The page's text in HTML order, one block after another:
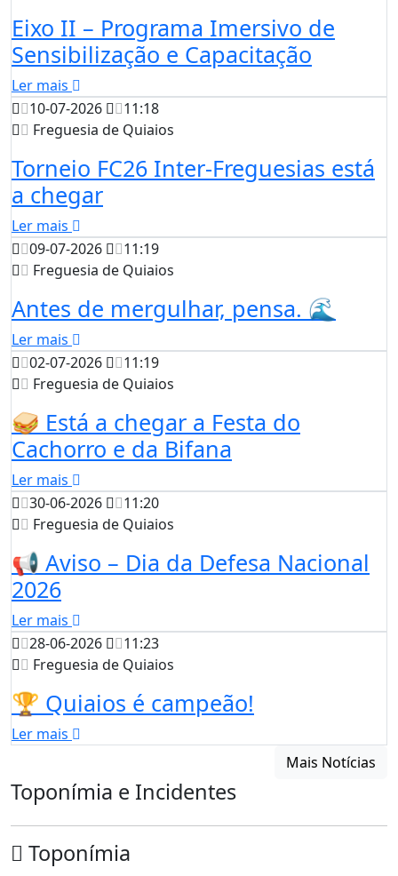
Eixo II – Programa Imersivo de
Sensibilização e Capacitação
Ler mais
10-07-2026
11:18
Freguesia de Quiaios
Torneio FC26 Inter-Freguesias está
a chegar
Ler mais
09-07-2026
11:19
Freguesia de Quiaios
Antes de mergulhar, pensa. 🌊
Ler mais
02-07-2026
11:19
Freguesia de Quiaios
🥪 Está a chegar a Festa do
Cachorro e da Bifana
Ler mais
30-06-2026
11:20
Freguesia de Quiaios
📢 Aviso – Dia da Defesa Nacional
2026
Ler mais
28-06-2026
11:23
Freguesia de Quiaios
🏆 Quiaios é campeão!
Ler mais
Mais Notícias
Toponímia e Incidentes
Toponímia